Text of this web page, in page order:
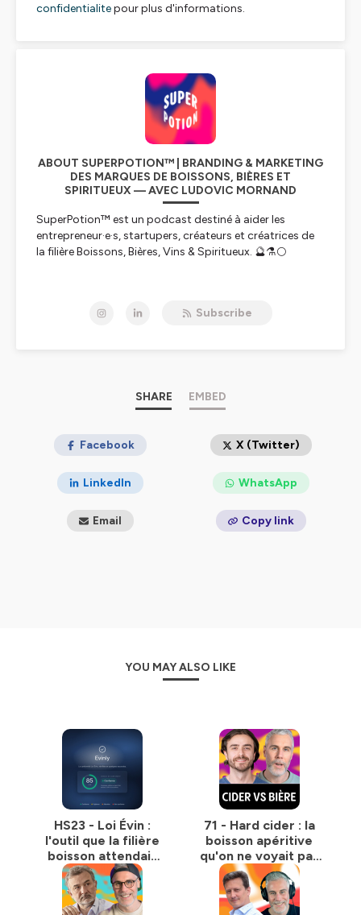
confidentialitepour plus d'informations.
ABOUT SUPERPOTION™ | BRANDING & MARKETING
DES MARQUES DE BOISSONS, BIÈRES ET
SPIRITUEUX — AVEC LUDOVIC MORNAND
SuperPotion™ est un podcast destiné à aider les
entrepreneur·e·s, startupers, créateurs et créatrices de
la filière Boissons, Bières, Vins & Spiritueux. 🔮⚗️🌕
Plus de 160 packaging designs prêts à l’emploi pour
→ Site Internet :https://blackthornsdesign.com/
Hébergé par Ausha. Visitez
ausha.co/politique-de-
confidentialitepour plus d'informations.
Subscribe
SHARE EMBED
Facebook X (Twitter)
LinkedIn WhatsApp
Email Copy link
YOU MAY ALSO LIKE
HS23 - Loi Évin :
l'outil que la filière
boisson attendait
(et c'est moi qui l'ai
fait !)
71 - Hard cider : la
boisson apéritive
qu'on ne voyait pas
venir ?